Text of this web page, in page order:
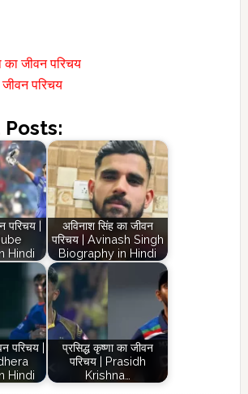
का जीवन परिचय
परिचय
परिचय |
Hindi
अविनाश सिंह का जीवन
परिचय | Avinash Singh
Biography in Hindi
परिचय |
Hindi
प्रसिद्ध कृष्णा का जीवन
परिचय | Prasidh
Krishna…